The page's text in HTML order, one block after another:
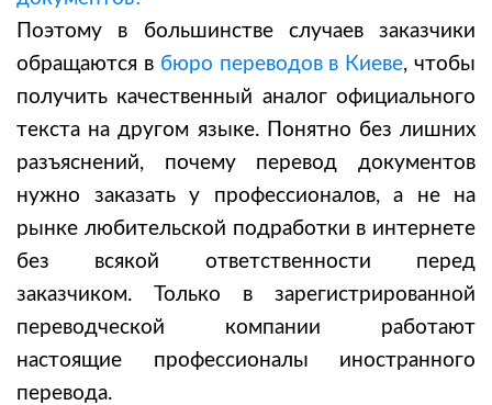
Поэтому в большинстве случаев заказчики
обращаются в бюро переводов в Киеве, чтобы
получить качественный аналог официального
текста на другом языке. Понятно без лишних
разъяснений, почему перевод документов
нужно заказать у профессионалов, а не на
рынке любительской подработки в интернете
без всякой ответственности перед
заказчиком. Только в зарегистрированной
переводческой компании работают
настоящие профессионалы иностранного
перевода.